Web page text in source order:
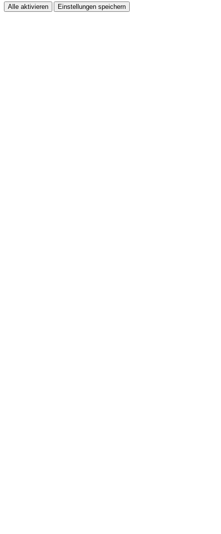
Alle aktivieren Einstellungen speichern